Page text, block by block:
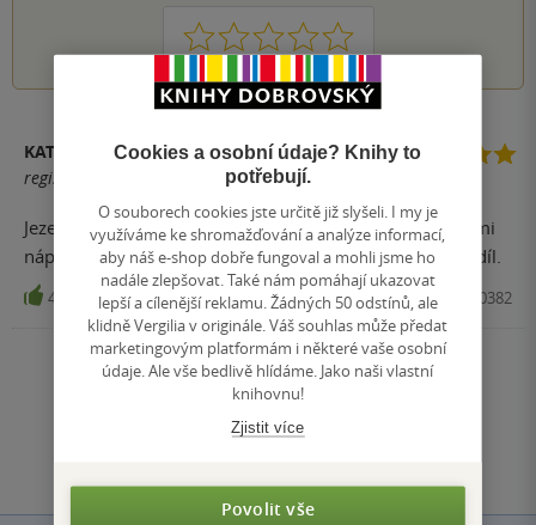
1 2 3 4 5
KATEŘINA V
registrovaný uživatel
Jezevec Chrujda je prostě borec! Krásné knížky s vtipnými
nápady a pěknými ilustracemi. Vždy se těšíme na další díl.
4 Kniha, Meander, 2020, 9788075580382
Zobrazit všechna hodnocení
Přidat hodnocení
Cookies a osobní údaje? Knihy to
potřebují.
O souborech cookies jste určitě již slyšeli. I my je
využíváme ke shromažďování a analýze informací,
aby náš e-shop dobře fungoval a mohli jsme ho
nadále zlepšovat. Také nám pomáhají ukazovat
lepší a cílenější reklamu. Žádných 50 odstínů, ale
klidně Vergilia v originále. Váš souhlas může předat
marketingovým platformám i některé vaše osobní
údaje. Ale vše bedlivě hlídáme. Jako naši vlastní
knihovnu!
Zjistit více
Povolit vše